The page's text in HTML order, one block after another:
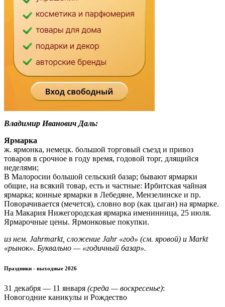
Владимир Иванович Даль:
Ярмарка
ж. ярмонка, немецк. большой торговый съезд и привоз
товаров в срочное в году время, годовой торг, длящийся
неделями;
В Малоросии большой сельский базар; бывают ярмарки
общие, на всякий товар, есть и частные: Ирбитская чайная
ярмарка; конные ярмарки в Лебедяне, Мензелинске и пр.
Поворачивается (мечется), словно вор (как цыган) на ярмарке.
На Макария Нижегородская ярмарка именинница, 25 июля.
Ярмарочные цены. Ярмонковые покупки.
из нем. Jahrmarkt, сложение Jahr «год» (см. яровой) и Markt
«рынок». Буквально — «годичный базар».
Праздники - выходные 2026
31 декабря — 11 января (среда — воскресенье):
Новогодние каникулы и Рождество